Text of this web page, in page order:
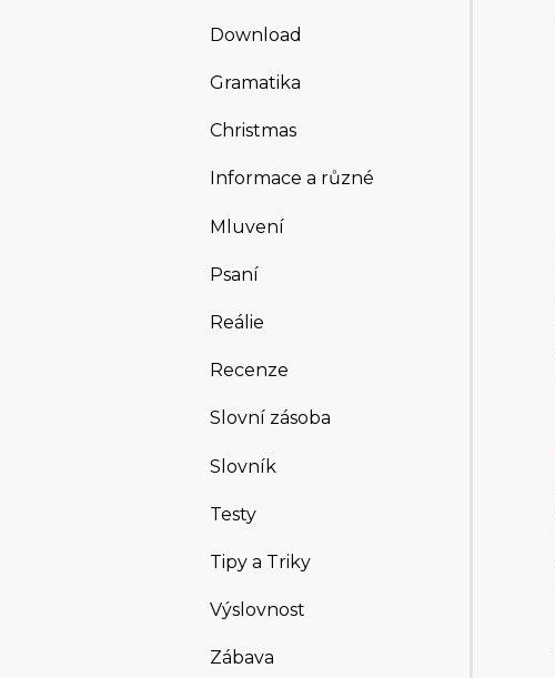
Download
Gramatika
Christmas
Informace a různé
Mluvení
Psaní
Reálie
Recenze
Slovní zásoba
Slovník
Testy
Tipy a Triky
Výslovnost
Zábava